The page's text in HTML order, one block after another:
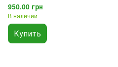
950.00 грн
В наличии
Купить